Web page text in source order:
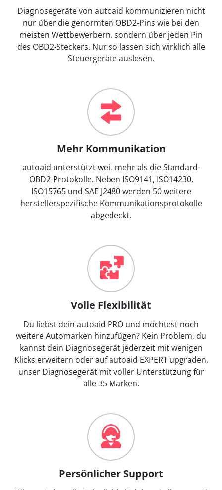
Diagnosegeräte von autoaid kommunizieren nicht
nur über die genormten OBD2-Pins wie bei den
meisten Wettbewerbern, sondern über jeden Pin
des OBD2-Steckers. Nur so lassen sich wirklich alle
Steuergeräte auslesen.
Mehr Kommunikation
autoaid unterstützt weit mehr als die Standard-
OBD2-Protokolle. Neben ISO9141, ISO14230,
ISO15765 und SAE J2480 werden 50 weitere
herstellerspezifische Kommunikationsprotokolle
abgedeckt.
Volle Flexibilität
Du liebst dein autoaid PRO und möchtest noch
weitere Automarken hinzufügen? Kein Problem, du
kannst dein Diagnosegerät jederzeit mit wenigen
Klicks erweitern oder auf autoaid EXPERT upgraden,
unser Diagnosegerät mit voller Unterstützung für
alle 35 Marken.
Persönlicher Support